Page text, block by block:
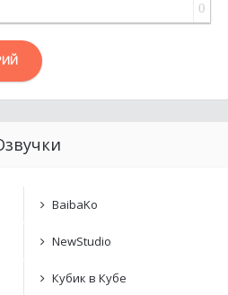
0
BaibaKo
NewStudio
Кубик в Кубе